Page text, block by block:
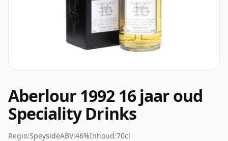
Aberlour 1992 16 jaar oud
Speciality Drinks
Regio:SpeysideABV:46%Inhoud:70cl